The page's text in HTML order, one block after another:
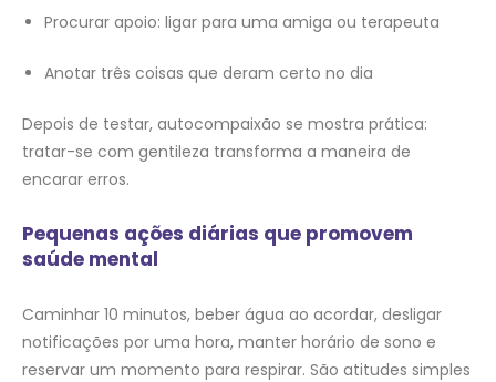
Procurar apoio: ligar para uma amiga ou terapeuta
Anotar três coisas que deram certo no dia
Depois de testar, autocompaixão se mostra prática:
tratar-se com gentileza transforma a maneira de
encarar erros.
Pequenas ações diárias que promovem
saúde mental
Caminhar 10 minutos, beber água ao acordar, desligar
notificações por uma hora, manter horário de sono e
reservar um momento para respirar. São atitudes simples